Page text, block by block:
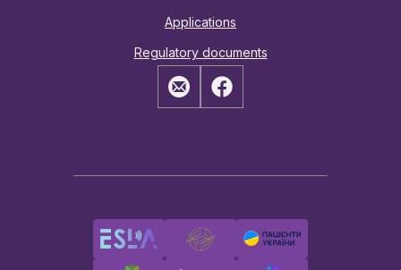
Applications
Regulatory documents